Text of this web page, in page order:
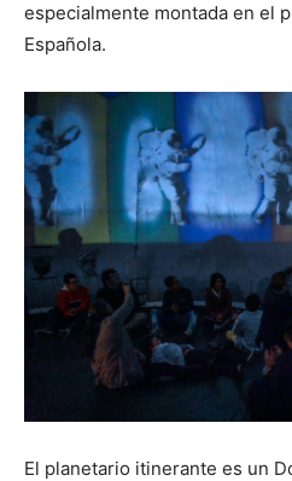
especialmente montada en el
Española.
El planetario itinerante es un